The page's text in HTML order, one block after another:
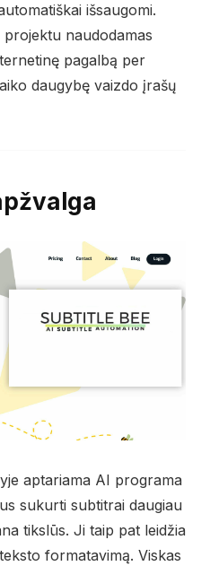
išsaugomi.
naudodamas
pagalbą per
daugybę vaizdo įrašų
aptariama AI programa
sukurti subtitrai daugiau
tikslūs. Ji taip pat leidžia
formatavimą. Viskas